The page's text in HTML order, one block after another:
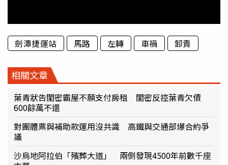
劍潭捷運站 馬路 左轉 車禍 卸責
相關文章
葉青狀告閨密霸屋不願支付房租 閨密反控葉青欠債
600餘萬不還
對團體票與補助款運用沒共識 高鐵與交通部爆合約爭
議
沙烏地阿拉伯「殯葬大道」 兩側發現4500年前數千座